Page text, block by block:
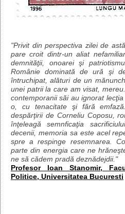
"Privit din perspectiva zilei de
pare croit dintr-un aliat
demnităţii, onoarei şi
Românie dominată de ură şi
întruchipat, alături de un
unei patrii la care am visat,
contemporanii săi au ignorat
o, cu tenacitate şi fără
despărţirii de Corneliu Coposu,
înţeleagă semnficaţia
decenii, memoria sa este acel
spre a respinge resemnarea.
parte din energia care ne
ne să cădem pradă deznădejdii."
Profesor Ioan Stanomir,
Politice, Universitatea Bucuresti